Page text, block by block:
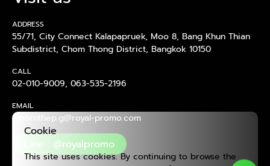
Cookie
This site uses cookies. By continuing to browse the
ADDRESS
55/71, City Connect Kalapapruek, Moo 8, Bang Khun Thian
Subdistrict, Chom Thong District, Bangkok 10150
CALL
02-010-9009, 063-535-2196
EMAIL
amornthep.g@royal-promo.com
Line : @royalpromo